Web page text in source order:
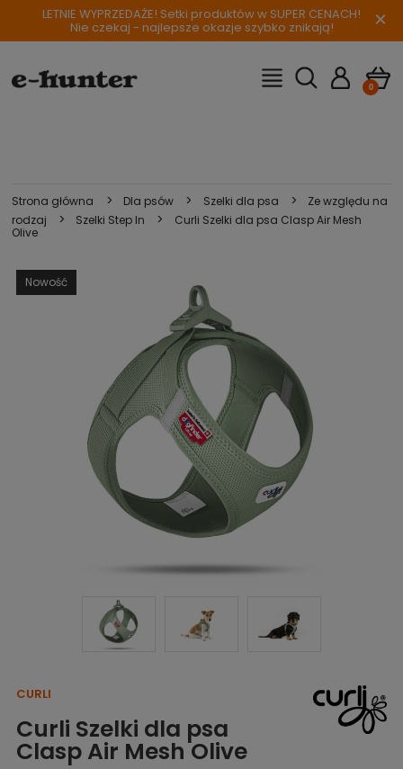
LETNIE WYPRZEDAŻE! Setki produktów w SUPER CENACH!
Nie czekaj - najlepsze okazje szybko znikają! ×
Strona główna > Dla psów > Szelki dla psa >
Ze względu na
rodzaj
> Szelki Step In >
Curli Szelki dla psa Clasp Air Mesh
Olive
Nowość
CURLI
Curli Szelki dla psa
Clasp Air Mesh Olive